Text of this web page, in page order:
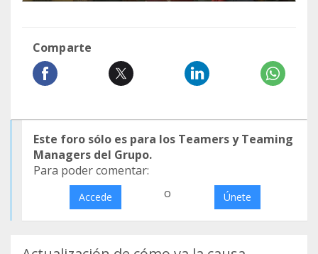
Comparte
Este foro sólo es para los Teamers y Teaming
Managers del Grupo.
Para poder comentar:
Accede o Únete